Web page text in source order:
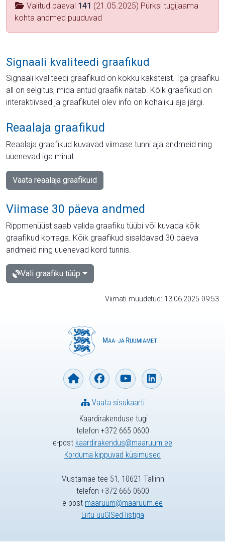
Valitud päeval 141 (21.05.2025) Pürksi tugijaama
kohta andmed puuduvad
Signaali kvaliteedi graafikud
Signaali kvaliteedi graafikuid on kokku kaksteist. Iga graafiku
all on selgitus, mida antud graafik näitab. Kõik graafikud on
interaktiivsed ja graafikutel olev info on kohaliku aja järgi.
Reaalaja graafikud
Reaalaja graafikud kuvavad viimase tunni aja andmeid ning
uuenevad iga minut.
Vaata reaalaja graafikuid
Viimase 30 päeva andmed
Rippmenüüst saab valida graafiku tüübi või kuvada kõik
graafikud korraga. Kõik graafikud sisaldavad 30 päeva
andmeid ning uuenevad kord tunnis.
Vali graafiku tüüp
Viimati muudetud: 13.06.2025 09:53
Kaardirakenduse tugi
telefon +372 665 0600
e-post kaardirakendus@maaruum.ee
Korduma kippuvad küsimused
Vaata sisukaarti
Mustamäe tee 51, 10621 Tallinn
telefon +372 665 0600
e-post maaruum@maaruum.ee
Liitu uuGISed listiga